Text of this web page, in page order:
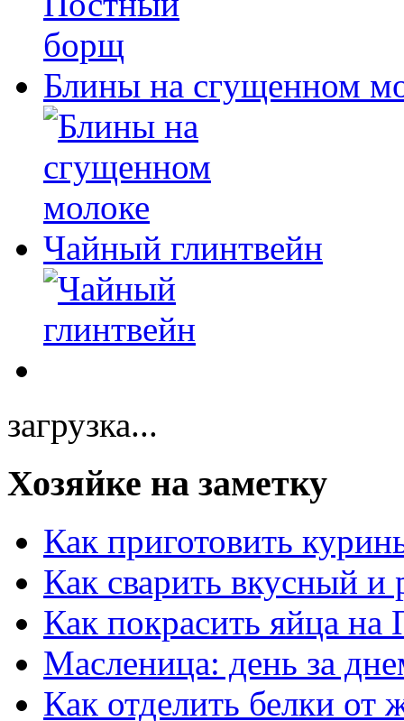
Блины на сгущенном
Чайный глинтвейн
загрузка...
Хозяйке на заметку
Как приготовить
Как сварить вкусный и
Как покрасить яйца на
Масленица: день за
Как отделить белки от